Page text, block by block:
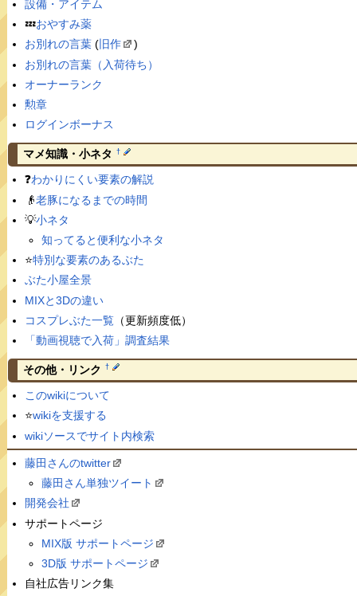
設備・アイテム
💤おやすみ薬
お別れの言葉(旧作
)
お別れの言葉（入荷待ち）
オーナーランク
勲章
ログインボーナス
マメ知識・小ネタ †
❓わかりにくい要素の解説
👴老豚になるまでの時間
💡小ネタ
知ってると便利な小ネタ
⭐️特別な要素のあるぶた
ぶた小屋全景
MIXと3Dの違い
コスプレぶた一覧（更新頻度低）
「動画視聴で入荷」調査結果
その他・リンク †
このwikiについて
⭐️wikiを支援する
wikiソースでサイト内検索
藤田さんのtwitter
藤田さん単独ツイート
開発会社
サポートページ
MIX版 サポートページ
3D版 サポートページ
自社広告リンク集